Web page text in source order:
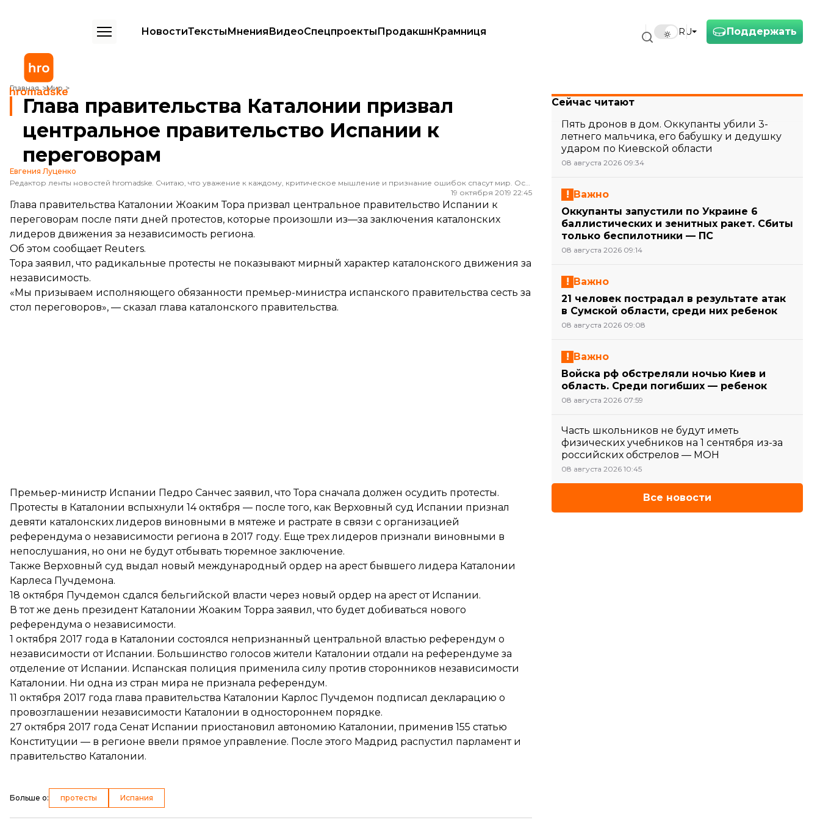
Поддержать
RU
НовостиТекстыМненияВидеоСпецпроектыПродакшнКрамниця
Главная Мир
Глава правительства Каталонии призвал центральное правительство Испании к переговорам
Глава правительства Каталонии призвал
центральное правительство Испании к
переговорам
Евгения Луценко
Редактор ленты новостей hromadske. Считаю, что уважение к каждому, критическое мышление и признание ошибок спасут мир. Особенно люблю новости о науке и космос
19 октября 2019 22:45
Глава правительства Каталонии Жоаким Тора призвал центральное правительство Испании к
переговорам после пяти дней протестов, которые произошли из—за заключения каталонских
лидеров движения за независимость региона.
Об этом сообщаетReuters.
Тора заявил, что радикальные протесты не показывают мирный характер каталонского движения за
независимость.
«Мы призываем исполняющего обязанности премьер-министра испанского правительства сесть за
стол переговоров», — сказал глава каталонского правительства.
Премьер-министр Испании Педро Санчес заявил, что Тора сначала должен осудить протесты.
Протесты в Каталонии вспыхнули 14 октября — после того, как Верховный суд Испании признал
девяти каталонских лидеров виновными в мятеже и растрате в связи с организацией
референдума о независимости региона в 2017 году. Еще трех лидеров признали виновными в
непослушания, но они не будут отбывать тюремное заключение.
Также Верховный суд выдал новый международный ордер на арест бывшего лидера Каталонии
Карлеса Пучдемона.
18 октября Пучдемон сдался бельгийской власти через новый ордер на арест от Испании.
В тот же день президент Каталонии Жоаким Торра заявил, что будет добиваться нового
референдума о независимости.
1 октября 2017 года в Каталонии состоялся непризнанный центральной властью референдум о
независимости от Испании. Большинство голосов жители Каталонии отдали на референдуме за
отделение от Испании. Испанская полиция применила силу против сторонников независимости
Каталонии. Ни одна из стран мира не признала референдум.
11 октября 2017 года глава правительства Каталонии Карлос Пучдемон подписал декларацию о
провозглашении независимости Каталонии в одностороннем порядке.
27 октября 2017 года Сенат Испании приостановил автономию Каталонии, применив 155 статью
Конституции — в регионе ввели прямое управление. После этого Мадрид распустил парламент и
правительство Каталонии.
Больше о: протесты Испания
Сейчас читают
Пять дронов в дом. Оккупанты убили 3-
летнего мальчика, его бабушку и дедушку
ударом по Киевской области
08 августа 2026 09:34
Важно
Оккупанты запустили по Украине 6
баллистических и зенитных ракет. Сбиты
только беспилотники — ПС
08 августа 2026 09:14
Важно
21 человек пострадал в результате атак
в Сумской области, среди них ребенок
08 августа 2026 09:08
Важно
Войска рф обстреляли ночью Киев и
область. Среди погибших — ребенок
08 августа 2026 07:59
Часть школьников не будут иметь
физических учебников на 1 сентября из-за
российских обстрелов — МОН
08 августа 2026 10:45
Все новости